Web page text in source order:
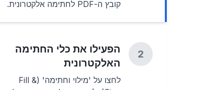
קובץ ה-PDF לחתימה אלקטרונית.
2
הפעילו את כלי החתימה
האלקטרונית
לחצו על 'מילוי וחתימה' (Fill &